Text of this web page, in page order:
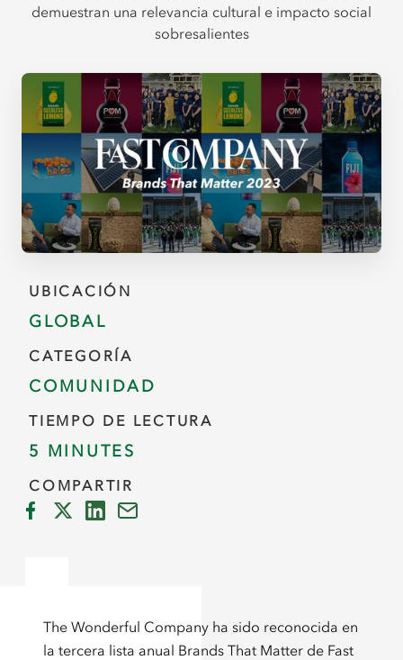
demuestran una relevancia cultural e impacto social
sobresalientes
UBICACIÓN
GLOBAL
CATEGORÍA
COMUNIDAD
TIEMPO DE LECTURA
5 MINUTES
COMPARTIR
The Wonderful Company ha sido reconocida en
la tercera lista anual Brands That Matter de Fast